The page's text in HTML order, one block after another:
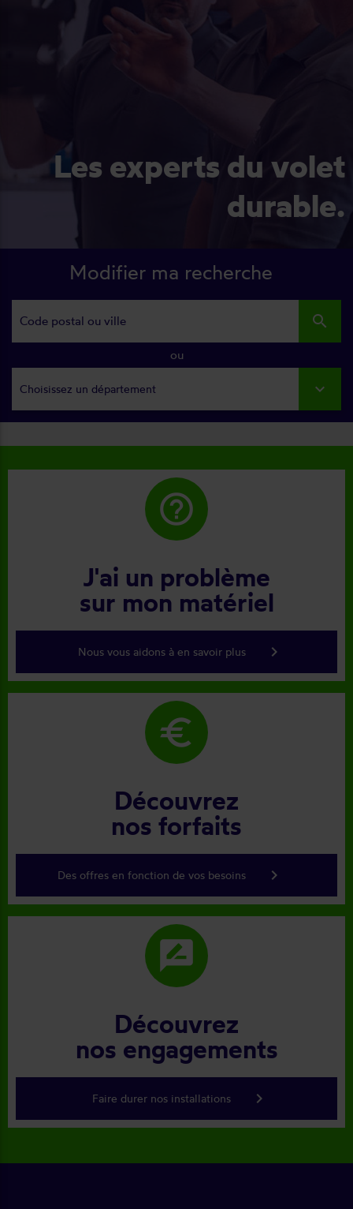
Les experts du volet
durable.
Modifier ma recherche
search
ou
Choisissez un département
help_outline
J'ai un problème
sur mon matériel
Nous vous aidons à en savoir plus keyboard_arrow_right
euro
Découvrez
nos forfaits
Des offres en fonction de vos besoins keyboard_arrow_right
rate_review
Découvrez
nos engagements
Faire durer nos installations keyboard_arrow_right